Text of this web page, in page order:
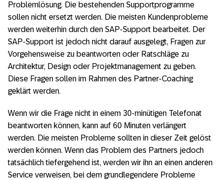
Problemlösung. Die bestehenden Supportprogramme
sollen nicht ersetzt werden. Die meisten Kundenprobleme
werden weiterhin durch den SAP-Support bearbeitet. Der
SAP-Support ist jedoch nicht darauf ausgelegt, Fragen zur
Vorgehensweise zu beantworten oder Ratschläge zu
Architektur, Design oder Projektmanagement zu geben.
Diese Fragen sollen im Rahmen des Partner-Coaching
geklärt werden.
Wenn wir die Frage nicht in einem 30-minütigen Telefonat
beantworten können, kann auf 60 Minuten verlängert
werden. Die meisten Probleme sollten in dieser Zeit gelöst
werden können. Wenn das Problem des Partners jedoch
tatsächlich tiefergehend ist, werden wir ihn an einen anderen
Service verweisen, bei dem grundlegendere Probleme